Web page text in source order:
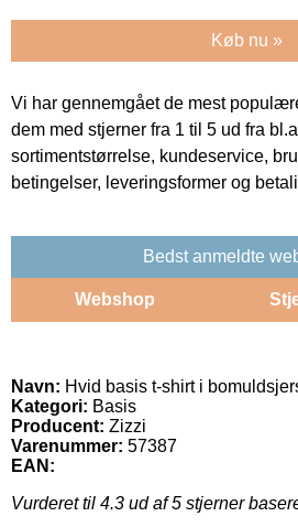
Køb nu »
Vi har gennemgået de mest
dem med stjerner fra 1 til 5 ud fra
sortimentstørrelse, kundeservice,
betingelser, leveringsformer og
Bedst anmeldte
Webshop
Navn: Hvid basis t-shirt i
Kategori: Basis
Producent: Zizzi
Varenummer: 57387
EAN:
Vurderet til 4.3 ud af 5 stjerner